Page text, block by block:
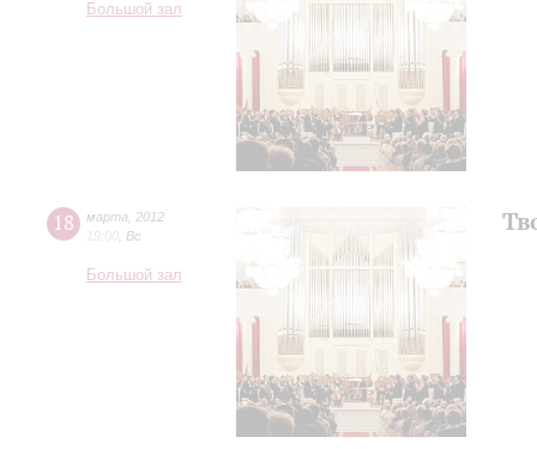
Большой зал
18 марта
2012
19:00 Вс
Большой зал